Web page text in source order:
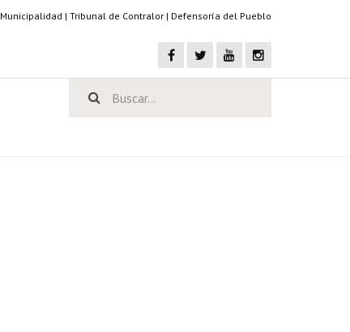
Municipalidad | Tribunal de Contralor | Defensoría del Pueblo